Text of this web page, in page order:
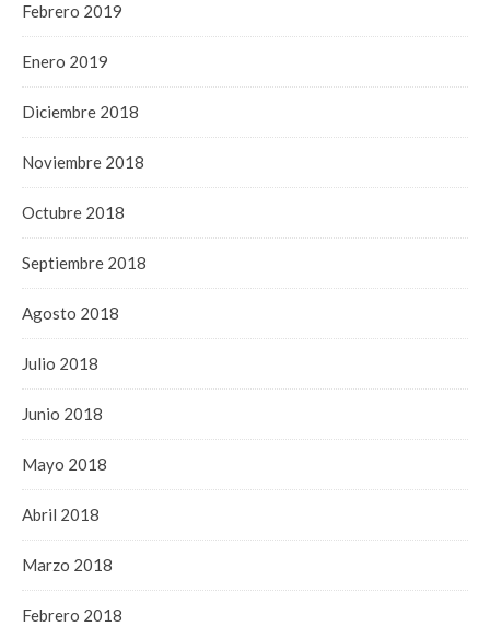
Febrero 2019
Enero 2019
Diciembre 2018
Noviembre 2018
Octubre 2018
Septiembre 2018
Agosto 2018
Julio 2018
Junio 2018
Mayo 2018
Abril 2018
Marzo 2018
Febrero 2018